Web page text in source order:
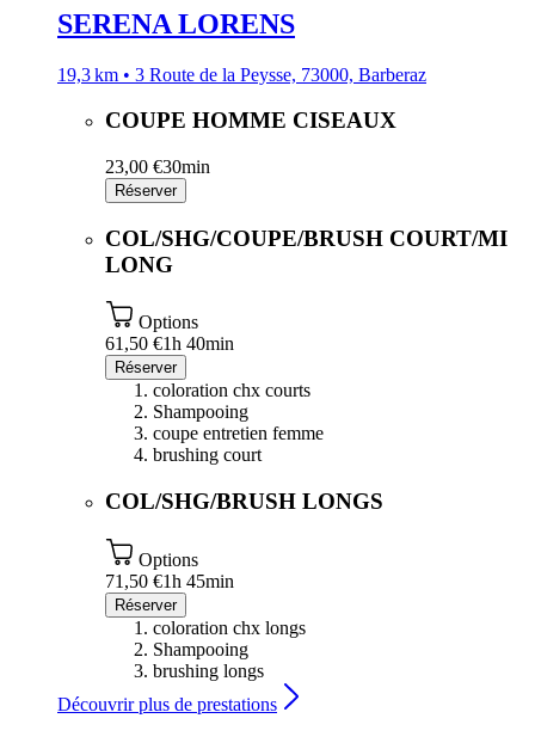
SERENA LORENS
19,3 km • 3 Route de la Peysse, 73000, Barberaz
COUPE HOMME CISEAUX
23,00 €30min
Réserver
COL/SHG/COUPE/BRUSH COURT/MI
LONG
Options
61,50 €1h 40min
Réserver
coloration chx courts
Shampooing
coupe entretien femme
brushing court
COL/SHG/BRUSH LONGS
Options
71,50 €1h 45min
Réserver
coloration chx longs
Shampooing
brushing longs
Découvrir plus de prestations